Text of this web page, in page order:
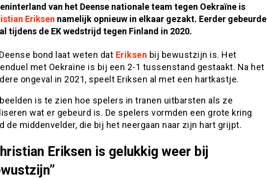
van het Deense nationale team tegen Oekraïne is
Eriksen namelijk opnieuw in elkaar gezakt. Eerder gebeurde
tijdens de EK wedstrijd tegen Finland in 2020.
bond laat weten dat Eriksen bij bewustzijn is. Het
met Oekraïne is bij een 2-1 tussenstand gestaakt. Na het
ongeval in 2021, speelt Eriksen al met een hartkastje.
is te zien hoe spelers in tranen uitbarsten als ze
wat er gebeurd is. De spelers vormden een grote kring
de middenvelder, die bij het neergaan naar zijn hart grijpt.
Eriksen is gelukkig weer bij